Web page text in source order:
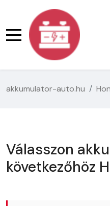
akkumulator-auto.hu
Válasszon
következőhöz